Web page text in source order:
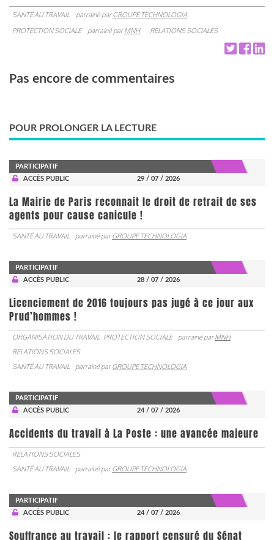
SANTÉ AU TRAVAIL parrainé parGROUPE TECHNOLOGIA
PROTECTION SOCIALE
parrainé parMNH RELATIONS SOCIALES
Pas encore de commentaires
POUR PROLONGER LA LECTURE
PARTICIPATIF
ACCÈS PUBLIC
29 / 07 / 2026
La Mairie de Paris reconnait le droit de retrait de ses
agents pour cause canicule !
SANTÉ AU TRAVAIL parrainé parGROUPE TECHNOLOGIA
PARTICIPATIF
ACCÈS PUBLIC
28 / 07 / 2026
Licenciement de 2016 toujours pas jugé à ce jour aux
Prud’hommes !
ORGANISATION DU TRAVAIL PROTECTION SOCIALE parrainé parMNH
RELATIONS SOCIALES
SANTÉ AU TRAVAIL
parrainé parGROUPE TECHNOLOGIA
PARTICIPATIF
ACCÈS PUBLIC
24 / 07 / 2026
Accidents du travail à La Poste : une avancée majeure
RELATIONS SOCIALES
SANTÉ AU TRAVAIL
parrainé parGROUPE TECHNOLOGIA
PARTICIPATIF
ACCÈS PUBLIC
24 / 07 / 2026
Souffrance au travail : le rapport censuré du Sénat